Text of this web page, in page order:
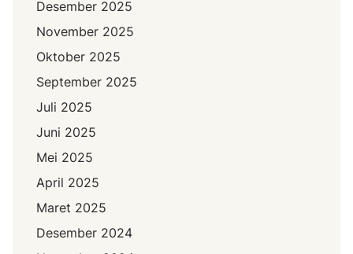
Desember 2025
November 2025
Oktober 2025
September 2025
Juli 2025
Juni 2025
Mei 2025
April 2025
Maret 2025
Desember 2024